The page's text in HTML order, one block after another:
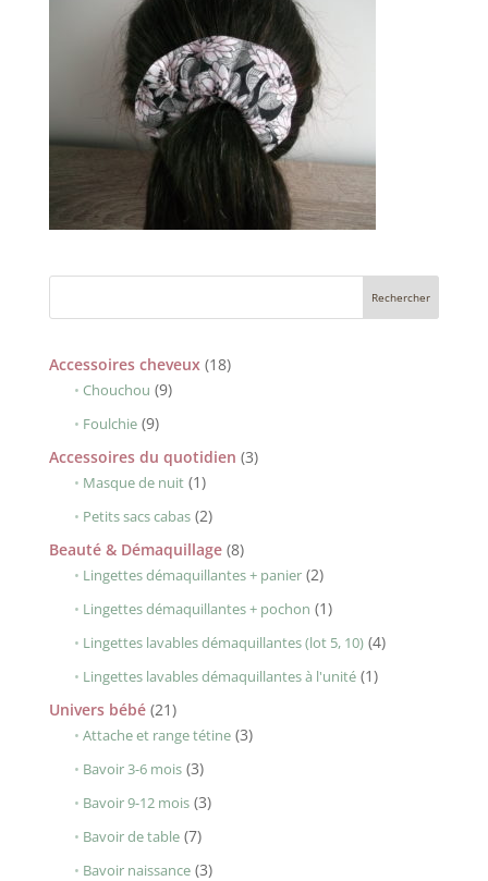
Accessoires cheveux 1818
Chouchou 99
Foulchie 99
produits
Accessoires du quotidien 33
Masque de nuit 11
produit
Petits sacs cabas 22
produits
Beauté & Démaquillage 88
produits
Lingettes démaquillantes + panier 22
produits
Lingettes démaquillantes + pochon 11
produit
Lingettes lavables démaquillantes (lot 5, 10) 44
Lingettes lavables démaquillantes à l'unité 11
Univers bébé 2121
produits
Attache et range tétine 33
Bavoir 3-6 mois 33
produits
Bavoir 9-12 mois 33
Bavoir de table 77
produits
Bavoir naissance 33